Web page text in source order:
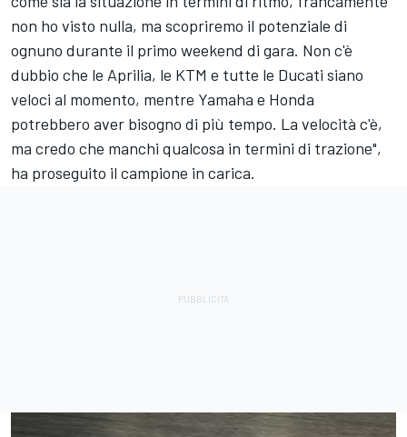
non ho visto nulla, ma scopriremo il potenziale di
ognuno durante il primo weekend di gara. Non c'è
dubbio che le Aprilia, le KTM e tutte le Ducati siano
veloci al momento, mentre Yamaha e Honda
potrebbero aver bisogno di più tempo. La velocità c'è,
ma credo che manchi qualcosa in termini di trazione",
ha proseguito il campione in carica.